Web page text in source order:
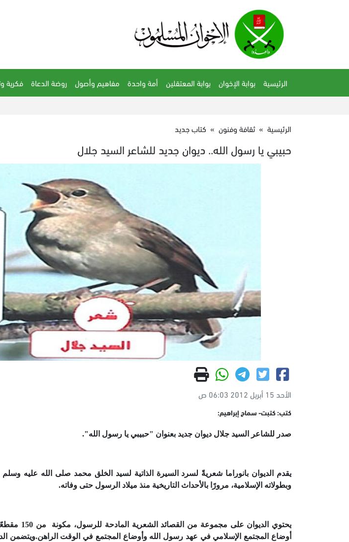
الرئيسية بوابة الإخوان بوابة المعتقلين أمة واحدة مفاهيم وأصول روضة الدعاة فكرية
الرئيسية » ثقافة وفنون » كتاب جديد
حبيبي يا رسول الله.. ديوان جديد للشاعر السيد جلال
الأحد 15 أبريل 2012 06:03 ص
كتب: كتبت- سماح إبراهيم:
صدر للشاعر السيد جلال ديوان جديد بعنوان "حبيبي يا رسول الله".
يقدم الديوان بانوراما شعريةً لسرد السيرة الذاتية لسيد الخلق محمد صلى الله عليه
وبطولاته الإسلامية، مرورًا بالأحداث التاريخية منذ ميلاد الرسول حتى وفاته.
يحتوي
أوضاع المجتمع الإسلامي في عهد رسول الله وأوضاع المجتمع في الوقت الراهن.ويتضمن